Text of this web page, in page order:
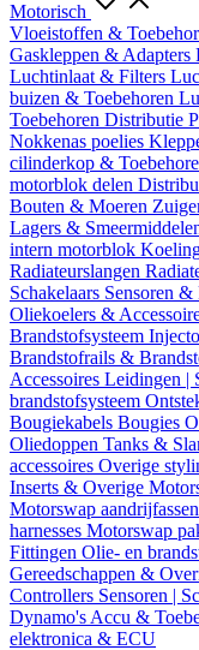
Motorisch
Vloeistoffen &
Gaskleppen & Adapters
Luchtinlaat & Filters
buizen & Toebehoren
Toebehoren Distributie
Nokkenas poelies
cilinderkop &
motorblok delen
Bouten & Moeren
Lagers &
intern motorblok
Radiateurslangen
Schakelaars Sensoren &
Oliekoelers &
Brandstofsysteem
Brandstofrails &
Accessoires Leidingen |
brandstofsysteem
Bougiekabels Bougies
Oliedoppen Tanks &
accessoires Overige
Inserts & Overige
Motorswap aandrijfassen
harnesses Motorswap
Fittingen Olie- en
Gereedschappen &
Controllers Sensoren |
Dynamo's Accu &
elektronica & ECU